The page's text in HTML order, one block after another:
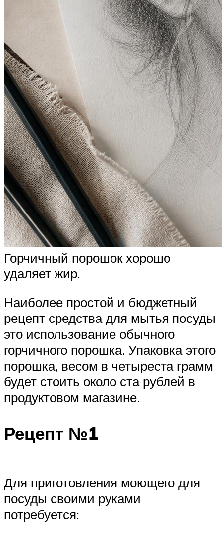
Горчичный порошок хорошо
удаляет жир.
Наиболее простой и бюджетный
рецепт средства для мытья посуды
это использование обычного
горчичного порошка. Упаковка этого
порошка, весом в четыреста грамм
будет стоить около ста рублей в
продуктовом магазине.
Рецепт №1
Для приготовления моющего для
посуды своими руками
потребуется: